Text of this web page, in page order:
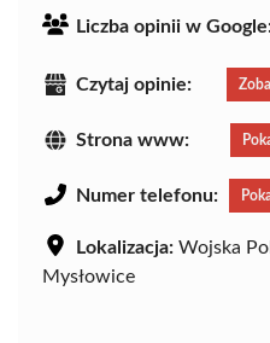
Liczba opinii w
Czytaj opinie:
Strona www:
Numer telefonu:
Lokalizacja: Wojska
Mysłowice